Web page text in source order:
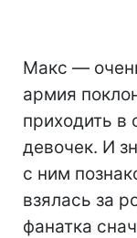
Макс —
армия
приходить в
девочек. И
с ним
взялась за
фанатка